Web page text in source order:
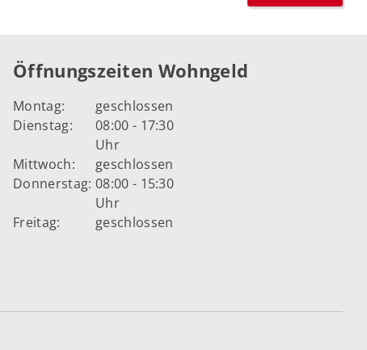
Öffnungszeiten Wohngeld
Montag:
geschlossen
Dienstag:
08:00 - 17:30
Uhr
Mittwoch:
geschlossen
Donnerstag: 08:00 - 15:30
Uhr
Freitag:
geschlossen